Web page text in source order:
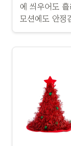
에 씌우어도
모션에도 안정